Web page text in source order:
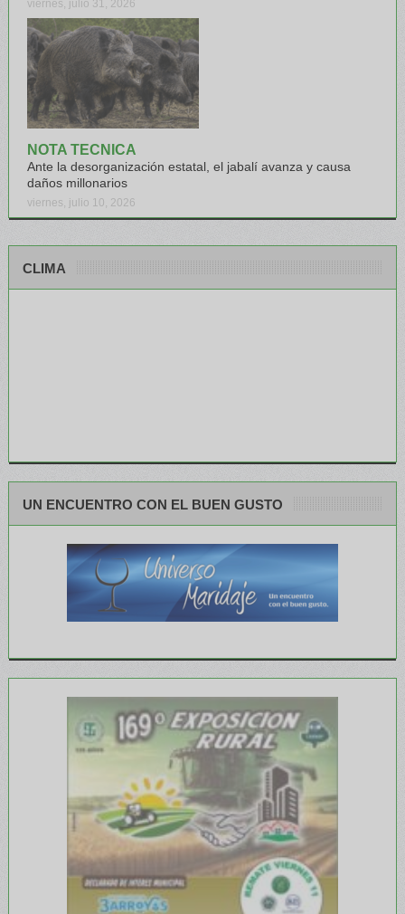
viernes, julio 31, 2026
NOTA TECNICA
Ante la desorganización estatal, el jabalí avanza y causa
daños millonarios
viernes, julio 10, 2026
CLIMA
UN ENCUENTRO CON EL BUEN GUSTO